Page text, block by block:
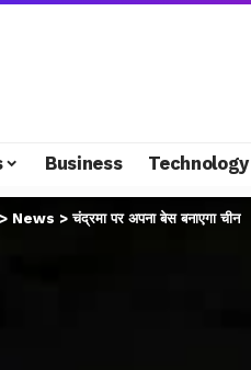
Business Technology
> News >चंद्रमा पर अपना बेस बनाएगा चीन